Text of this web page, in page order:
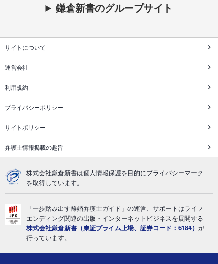
鎌倉新書のグループサイト
サイトについて
運営会社
利用規約
プライバシーポリシー
サイトポリシー
弁護士情報掲載の趣旨
株式会社鎌倉新書は個人情報保護を目的にプライバシーマーク
を取得しています。
「一歩踏み出す離婚弁護士ガイド」の運営、サポートはライフ
エンディング関連の出版・インターネットビジネスを展開する
株式会社鎌倉新書（東証プライム上場、証券コード：6184） が
行っています。